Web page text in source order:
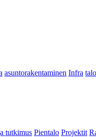
asuntorakentaminen Infra
tutkimus Pientalo Projektit